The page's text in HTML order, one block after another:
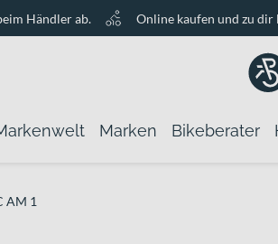
Händler ab. Online kaufen und zu dir
Marken Bikeberater
AM 1